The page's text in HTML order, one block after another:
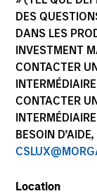
DES
DANS LES
INVESTMENT
CONTACTER
CONTACTER
BESOIN
Location